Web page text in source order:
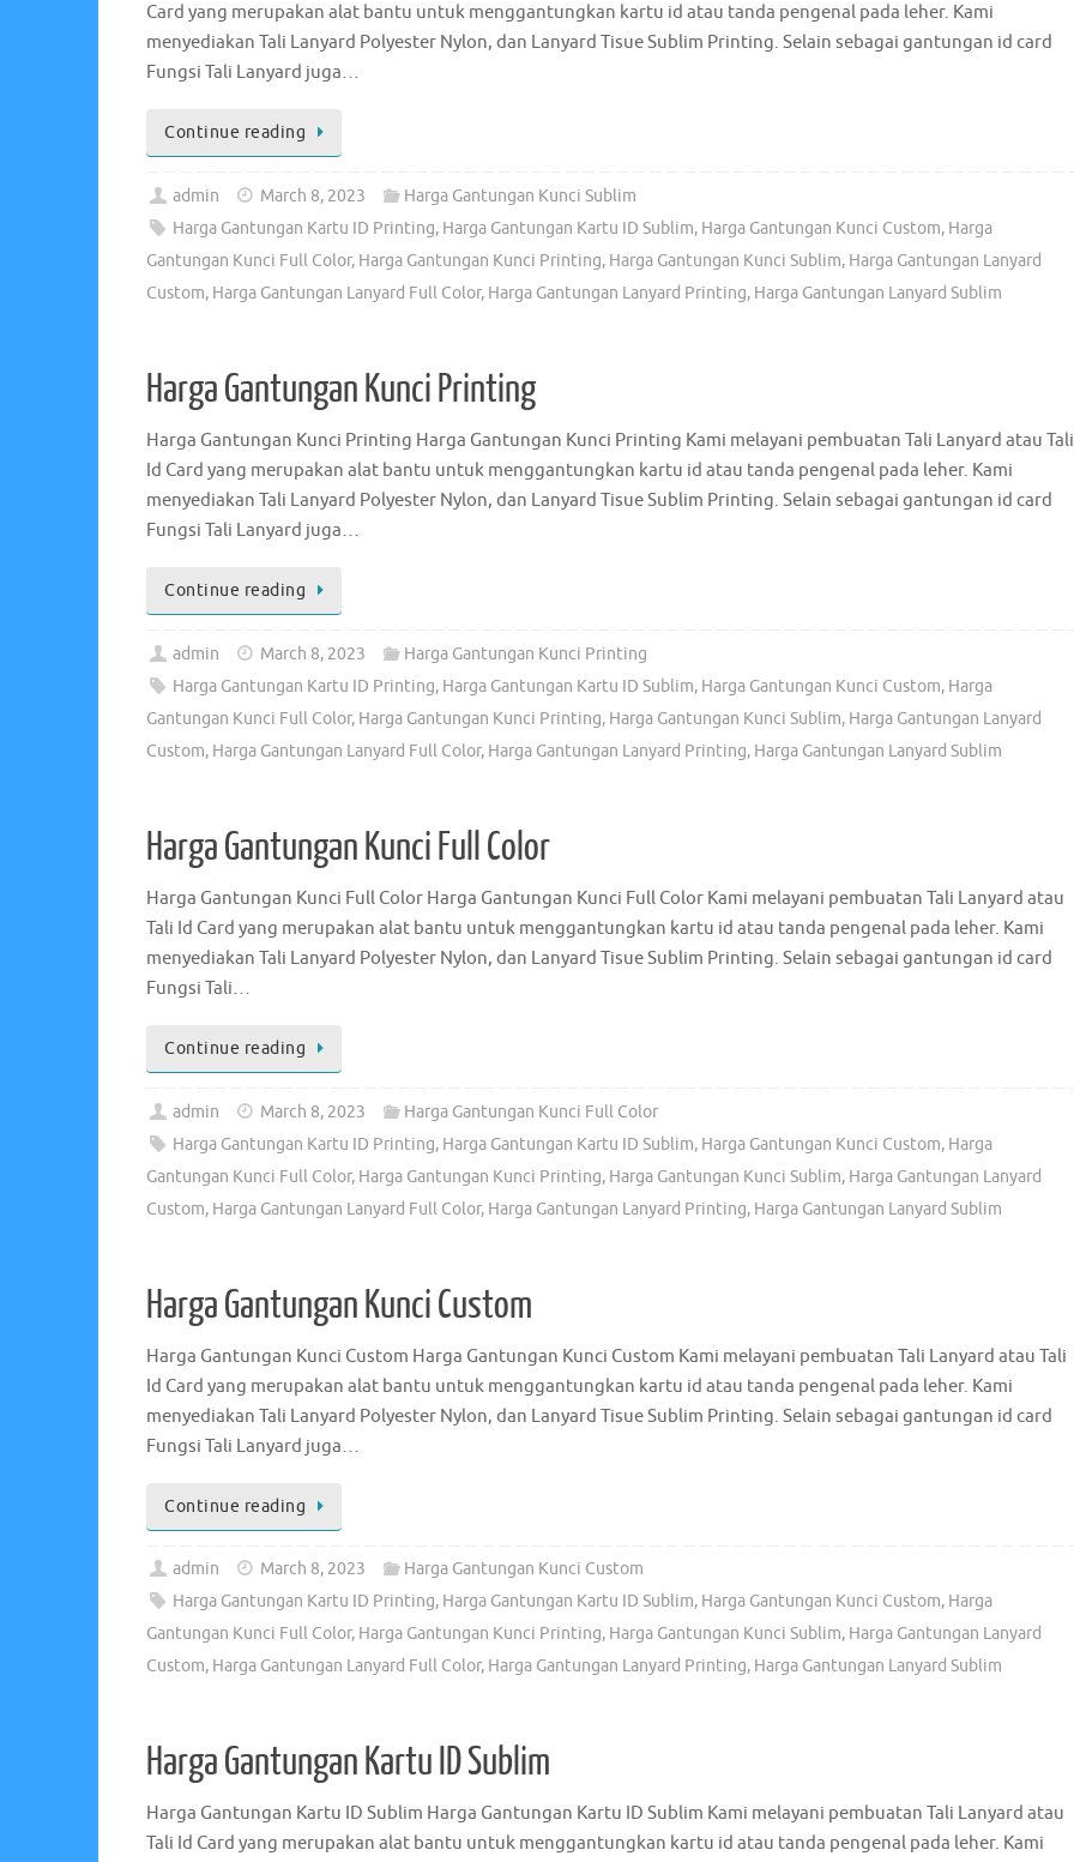
Card yang merupakan alat bantu untuk menggantungkan kartu id atau tanda pengenal pada leher. Kami
menyediakan Tali Lanyard Polyester Nylon, dan Lanyard Tisue Sublim Printing. Selain sebagai gantungan id card
Fungsi Tali Lanyard juga…
Continue reading
admin March 8, 2023
Harga Gantungan Kunci Sublim
Harga Gantungan Kartu ID Printing, Harga Gantungan Kartu ID Sublim, Harga Gantungan Kunci Custom, Harga
Gantungan Kunci Full Color, Harga Gantungan Kunci Printing, Harga Gantungan Kunci Sublim, Harga Gantungan Lanyard
Custom, Harga Gantungan Lanyard Full Color, Harga Gantungan Lanyard Printing, Harga Gantungan Lanyard Sublim
Harga Gantungan Kunci Printing
Harga Gantungan Kunci Printing Harga Gantungan Kunci Printing Kami melayani pembuatan Tali Lanyard atau Tali
Id Card yang merupakan alat bantu untuk menggantungkan kartu id atau tanda pengenal pada leher. Kami
menyediakan Tali Lanyard Polyester Nylon, dan Lanyard Tisue Sublim Printing. Selain sebagai gantungan id card
Fungsi Tali Lanyard juga…
Continue reading
admin March 8, 2023
Harga Gantungan Kunci Printing
Harga Gantungan Kartu ID Printing, Harga Gantungan Kartu ID Sublim, Harga Gantungan Kunci Custom, Harga
Gantungan Kunci Full Color, Harga Gantungan Kunci Printing, Harga Gantungan Kunci Sublim, Harga Gantungan Lanyard
Custom, Harga Gantungan Lanyard Full Color, Harga Gantungan Lanyard Printing, Harga Gantungan Lanyard Sublim
Harga Gantungan Kunci Full Color
Harga Gantungan Kunci Full Color Harga Gantungan Kunci Full Color Kami melayani pembuatan Tali Lanyard atau
Tali Id Card yang merupakan alat bantu untuk menggantungkan kartu id atau tanda pengenal pada leher. Kami
menyediakan Tali Lanyard Polyester Nylon, dan Lanyard Tisue Sublim Printing. Selain sebagai gantungan id card
Fungsi Tali…
Continue reading
admin March 8, 2023
Harga Gantungan Kunci Full Color
Harga Gantungan Kartu ID Printing, Harga Gantungan Kartu ID Sublim, Harga Gantungan Kunci Custom, Harga
Gantungan Kunci Full Color, Harga Gantungan Kunci Printing, Harga Gantungan Kunci Sublim, Harga Gantungan Lanyard
Custom, Harga Gantungan Lanyard Full Color, Harga Gantungan Lanyard Printing, Harga Gantungan Lanyard Sublim
Harga Gantungan Kunci Custom
Harga Gantungan Kunci Custom Harga Gantungan Kunci Custom Kami melayani pembuatan Tali Lanyard atau Tali
Id Card yang merupakan alat bantu untuk menggantungkan kartu id atau tanda pengenal pada leher. Kami
menyediakan Tali Lanyard Polyester Nylon, dan Lanyard Tisue Sublim Printing. Selain sebagai gantungan id card
Fungsi Tali Lanyard juga…
Continue reading
admin March 8, 2023
Harga Gantungan Kunci Custom
Harga Gantungan Kartu ID Printing, Harga Gantungan Kartu ID Sublim, Harga Gantungan Kunci Custom, Harga
Gantungan Kunci Full Color, Harga Gantungan Kunci Printing, Harga Gantungan Kunci Sublim, Harga Gantungan Lanyard
Custom, Harga Gantungan Lanyard Full Color, Harga Gantungan Lanyard Printing, Harga Gantungan Lanyard Sublim
Harga Gantungan Kartu ID Sublim
Harga Gantungan Kartu ID Sublim Harga Gantungan Kartu ID Sublim Kami melayani pembuatan Tali Lanyard atau
Tali Id Card yang merupakan alat bantu untuk menggantungkan kartu id atau tanda pengenal pada leher. Kami